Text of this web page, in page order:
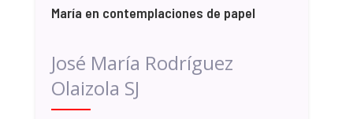
María en contemplaciones de papel
José María Rodríguez
Olaizola SJ